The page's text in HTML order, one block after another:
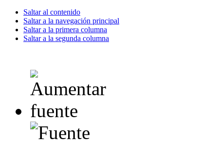
Saltar al contenido
Saltar a la navegación principal
Saltar a la primera columna
Saltar a la segunda columna